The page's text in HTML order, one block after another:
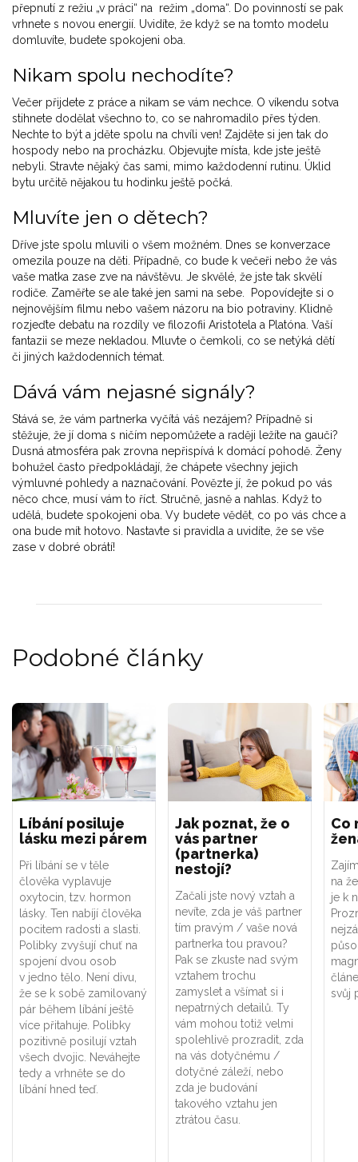
přepnutí z režiu „v práci“ na režim „doma“. Do povinností se pak
vrhnete s novou energií. Uvidíte, že když se na tomto modelu
domluvíte, budete spokojeni oba.
Nikam spolu nechodíte?
Večer přijdete z práce a nikam se vám nechce. O víkendu sotva
stihnete dodělat všechno to, co se nahromadilo přes týden.
Nechte to být a jděte spolu na chvíli ven! Zajděte si jen tak do
hospody nebo na procházku. Objevujte místa, kde jste ještě
nebyli. Stravte nějaký čas sami, mimo každodenní rutinu. Úklid
bytu určitě nějakou tu hodinku ještě počká.
Mluvíte jen o dětech?
Dříve jste spolu mluvili o všem možném. Dnes se konverzace
omezila pouze na děti. Případně, co bude k večeři nebo že vás
vaše matka zase zve na návštěvu. Je skvělé, že jste tak skvělí
rodiče. Zaměřte se ale také jen sami na sebe. Popovídejte si o
nejnovějším filmu nebo vašem názoru na bio potraviny. Klidně
rozjeďte debatu na rozdíly ve filozofii Aristotela a Platóna. Vaší
fantazii se meze nekladou. Mluvte o čemkoli, co se netýká dětí
či jiných každodenních témat.
Dává vám nejasné signály?
Stává se, že vám partnerka vyčítá váš nezájem? Případně si
stěžuje, že jí doma s ničím nepomůžete a raději ležíte na gauči?
Dusná atmosféra pak zrovna nepřispívá k domácí pohodě. Ženy
bohužel často předpokládají, že chápete všechny jejich
výmluvné pohledy a naznačování. Povězte jí, že pokud po vás
něco chce, musí vám to říct. Stručně, jasně a nahlas. Když to
udělá, budete spokojeni oba. Vy budete vědět, co po vás chce a
ona bude mít hotovo. Nastavte si pravidla a uvidíte, že se vše
zase v dobré obrátí!
Podobné články
Líbání posiluje
lásku mezi párem
Při líbání se v těle
člověka vyplavuje
oxytocin, tzv. hormon
lásky. Ten nabíjí člověka
pocitem radosti a slasti.
Polibky zvyšují chuť na
spojení dvou osob
v jedno tělo. Není divu,
že se k sobě zamilovaný
pár během líbání ještě
více přitahuje. Polibky
pozitivně posilují vztah
všech dvojic. Neváhejte
tedy a vrhněte se do
líbání hned teď.
Jak poznat, že o
vás partner
(partnerka)
nestojí?
Začali jste nový vztah a
nevíte, zda je váš partner
tím pravým / vaše nová
partnerka tou pravou?
Pak se zkuste nad svým
vztahem trochu
zamyslet a všímat si i
nepatrných detailů. Ty
vám mohou totiž velmi
spolehlivě prozradit, zda
na vás dotyčnému /
dotyčné záleží, nebo
zda je budování
takového vztahu jen
ztrátou času.
Co
na
je k
svůj